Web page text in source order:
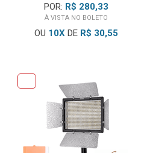
POR: R$ 280,33
À VISTA NO BOLETO
OU 10X DE R$ 30,55